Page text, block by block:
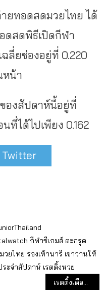
ยทอดสดมวยไทย ได้
ดสดพิธีเปิดกีฬา
ฉลี่ยช่องอยู่ที่ 0.220
หน้า
องสัปดาห์นี้อยู่ที่
ที่ได้ไปเพียง 0.162
Twitter
กีฬาซีเกมส์ ตะกรุด
มวยไทย รองเท้านารี เขาวานให้
ระจำสัปดาห์ เรตติ้งหวย
เรตติ้งเดือนพ.ย. 62 : พีพีทีวี หลุดกลุ่ม TOP10 ช่อง 9 ขึ้นอันดับ 10